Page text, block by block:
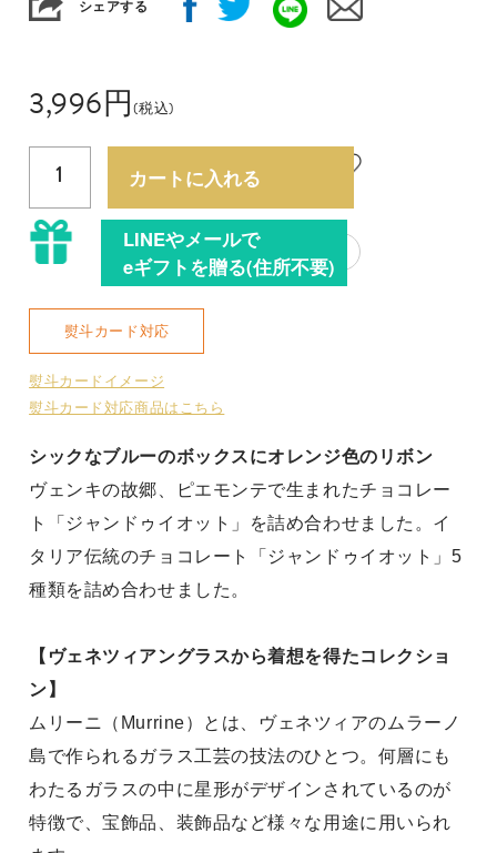
シェアする
3,996円(税込)
1 カートに入れる
LINEやメールで
eギフトを贈る(住所不要)
熨斗カード対応
熨斗カードイメージ
熨斗カード対応商品はこちら
シックなブルーのボックスにオレンジ色のリボン
ヴェンキの故郷、ピエモンテで生まれたチョコレー
ト「ジャンドゥイオット」を詰め合わせました。イ
タリア伝統のチョコレート「ジャンドゥイオット」5
種類を詰め合わせました。
【ヴェネツィアングラスから着想を得たコレクショ
ン】
ムリーニ（Murrine）とは、ヴェネツィアのムラーノ
島で作られるガラス工芸の技法のひとつ。何層にも
わたるガラスの中に星形がデザインされているのが
特徴で、宝飾品、装飾品など様々な用途に用いられ